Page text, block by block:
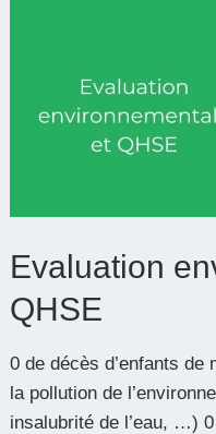
Evaluation
QHSE
0 de décès d’enfants
la pollution de
insalubrité de l’eau, …)